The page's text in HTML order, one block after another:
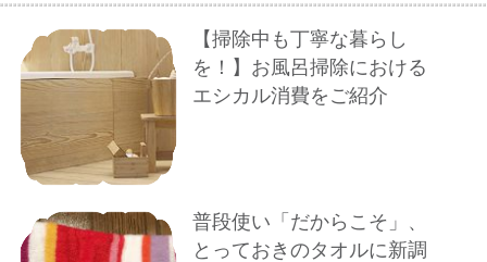
【掃除中も丁寧な暮らし
を！】お風呂掃除における
エシカル消費をご紹介
普段使い「だからこそ」、
とっておきのタオルに新調